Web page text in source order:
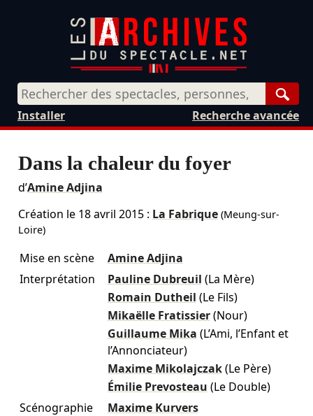
Recherche avancée
Installer
Dans la chaleur du foyer
d’Amine Adjina
Création le 18 avril 2015: La Fabrique(Meung-sur-
Loire)
Mise en scène
Amine Adjina
Interprétation
Pauline Dubreuil (La Mère)
Romain Dutheil (Le Fils)
Mikaëlle Fratissier (Nour)
Guillaume Mika (L’Ami, l’Enfant et
l’Annonciateur)
Maxime Mikolajczak (Le Père)
Émilie Prevosteau (Le Double)
Scénographie
Maxime Kurvers